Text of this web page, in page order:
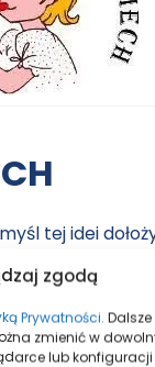
zgodą
Prywatności.
zmienić w
lub konfiguracji
tej idei